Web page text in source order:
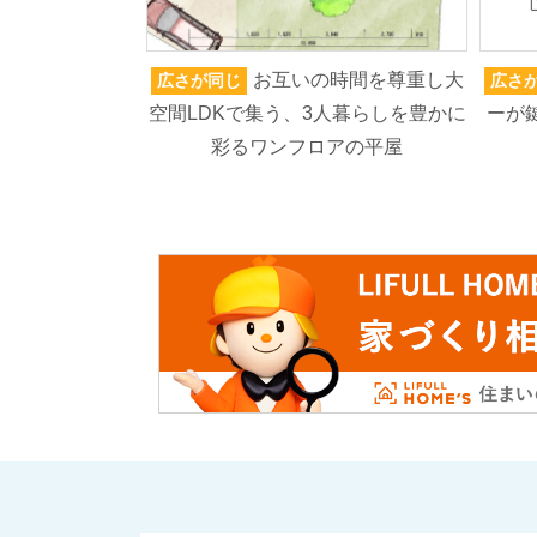
広さが同じ
お互いの時間を尊重し大
空間LDKで集う、3人暮らしを豊かに
彩るワンフロアの平屋
広さ
ーが